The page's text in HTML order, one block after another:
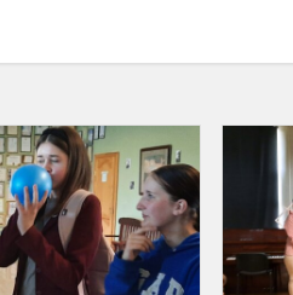
Gegužės
31-
Pasaulinė
diena